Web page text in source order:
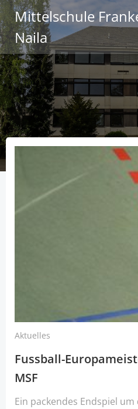
Mittelschule
Naila
Aktuelles
Fussball-
MSF
Ein packendes Endspiel um